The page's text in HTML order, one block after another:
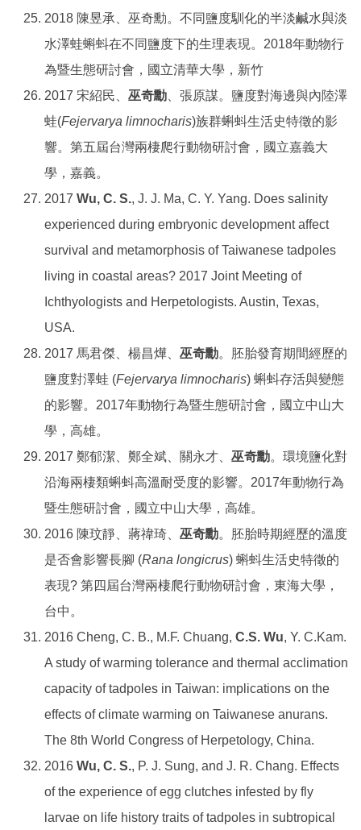
2018 陳昱承、巫奇勳。不同鹽度馴化的半淡鹹水與淡
水澤蛙蝌蚪在不同鹽度下的生理表現。2018年動物行
為暨生態研討會，國立清華大學，新竹
2017 宋紹民、 巫奇勳 、張原謀。鹽度對海邊與內陸澤
蛙(Fejervarya limnocharis)族群蝌蚪生活史特徵的影
響。第五屆台灣兩棲爬行動物研討會，國立嘉義大
學，嘉義。
2017 Wu, C. S., J. J. Ma, C. Y. Yang. Does salinity
experienced during embryonic development affect
survival and metamorphosis of Taiwanese tadpoles
living in coastal areas? 2017 Joint Meeting of
Ichthyologists and Herpetologists. Austin, Texas,
USA.
2017 馬君傑、楊昌燁、 巫奇勳。胚胎發育期間經歷的
鹽度對澤蛙 (Fejervarya limnocharis) 蝌蚪存活與變態
的影響。2017年動物行為暨生態研討會，國立中山大
學，高雄。
2017 鄭郁潔、鄭全斌、關永才、 巫奇勳。環境鹽化對
沿海兩棲類蝌蚪高溫耐受度的影響。2017年動物行為
暨生態研討會，國立中山大學，高雄。
2016 陳玟靜、蔣禕琦、 巫奇勳。胚胎時期經歷的溫度
是否會影響長腳 (Rana longicrus) 蝌蚪生活史特徵的
表現? 第四屆台灣兩棲爬行動物研討會，東海大學，
台中。
2016 Cheng, C. B., M.F. Chuang, C.S. Wu, Y. C.Kam.
A study of warming tolerance and thermal acclimation
capacity of tadpoles in Taiwan: implications on the
effects of climate warming on Taiwanese anurans.
The 8th World Congress of Herpetology, China.
2016 Wu, C. S., P. J. Sung, and J. R. Chang. Effects
of the experience of egg clutches infested by fly
larvae on life history traits of tadpoles in subtropical